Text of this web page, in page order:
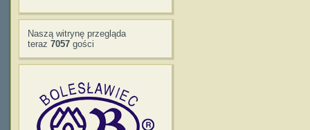
Naszą witrynę przegląda
teraz 7057 gości